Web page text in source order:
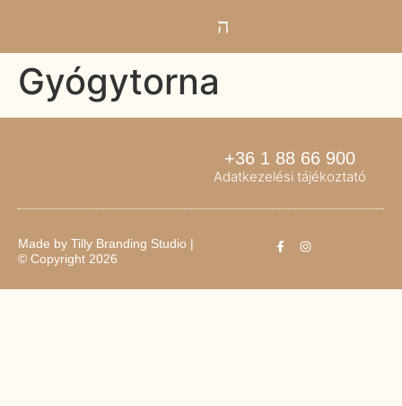
Gyógytorna
+36 1 88 66 900
Adatkezelési tájékoztató
Made by Tilly Branding Studio |
© Copyright 2026